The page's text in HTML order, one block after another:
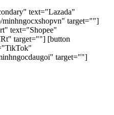
text="Lazada"
target=""]
text="Shopee"
target=""] [button
target=""]